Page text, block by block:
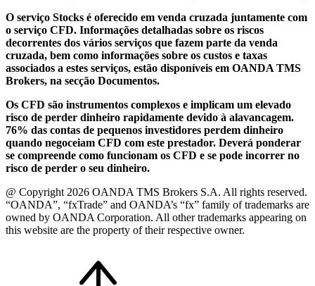
O serviço Stocks é oferecido em venda cruzada juntamente com
o serviço CFD. Informações detalhadas sobre os riscos
decorrentes dos vários serviços que fazem parte da venda
cruzada, bem como informações sobre os custos e taxas
associados a estes serviços, estão disponíveis em OANDA TMS
Brokers, na secção Documentos.
Os CFD são instrumentos complexos e implicam um elevado
risco de perder dinheiro rapidamente devido à alavancagem.
76% das contas de pequenos investidores perdem dinheiro
quando negoceiam CFD com este prestador. Deverá ponderar
se compreende como funcionam os CFD e se pode incorrer no
risco de perder o seu dinheiro.
@ Copyright 2026 OANDA TMS Brokers S.A. All rights reserved.
“OANDA”, “fxTrade” and OANDA’s “fx” family of trademarks are
owned by OANDA Corporation. All other trademarks appearing on
this website are the property of their respective owner.